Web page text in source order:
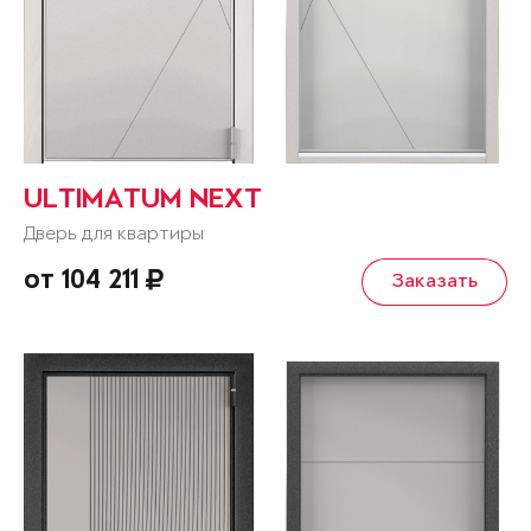
ULTIMATUM NEXT
Дверь для квартиры
от 104 211 Заказать